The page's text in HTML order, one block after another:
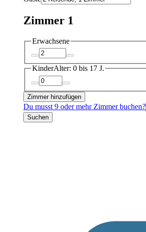
Zimmer 1
Erwachsene
KinderAlter: 0 bis 17 J.
Zimmer hinzufügen
Du musst 9 oder mehr Zimmer buchen?
Suchen